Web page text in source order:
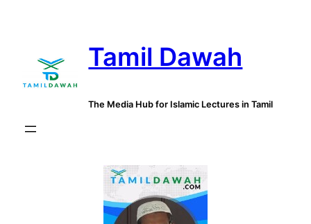
Tamil Dawah
The Media Hub for Islamic Lectures in Tamil